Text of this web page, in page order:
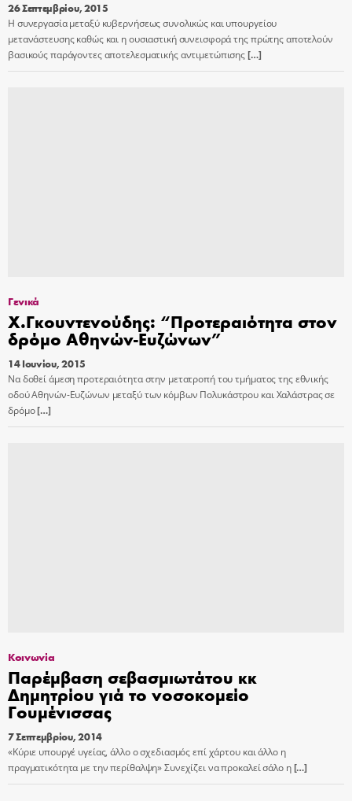
26 Σεπτεμβρίου, 2015
Η συνεργασία μεταξύ κυβερνήσεως συνολικώς και υπουργείου
μετανάστευσης καθώς και η ουσιαστική συνεισφορά της πρώτης αποτελούν
βασικούς παράγοντες αποτελεσματικής αντιμετώπισης[…]
Γενικά
Χ.Γκουντενούδης: “Προτεραιότητα στον
δρόμο Αθηνών-Ευζώνων”
14 Ιουνίου, 2015
Να δοθεί άμεση προτεραιότητα στην μετατροπή του τμήματος της εθνικής
οδού Αθηνών-Ευζώνων μεταξύ των κόμβων Πολυκάστρου και Χαλάστρας σε
δρόμο[…]
Κοινωνία
Παρέμβαση σεβασμιωτάτου κκ
Δημητρίου γιά το νοσοκομείο
Γουμένισσας
7 Σεπτεμβρίου, 2014
«Κύριε υπουργέ υγείας, άλλο ο σχεδιασμός επί χάρτου και άλλο η
πραγματικότητα με την περίθαλψη» Συνεχίζει να προκαλεί σάλο η[…]